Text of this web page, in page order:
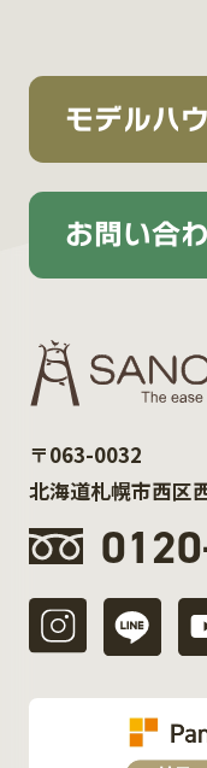
モデルハ
お問い合
〒063-0032
北海道札幌市西区